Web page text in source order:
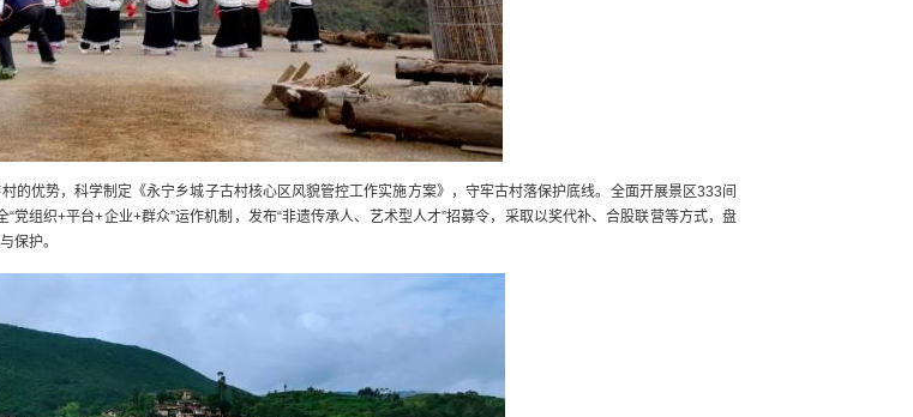
的优势，科学制定《永宁乡城子古村核心区风貌管控工作实施方案》，守牢古村落保护底线。全面开展景区333间
组织+平台+企业+群众”运作机制，发布“非遗传承人、艺术型人才”招募令，采取以奖代补、合股联营等方式，盘
保护。